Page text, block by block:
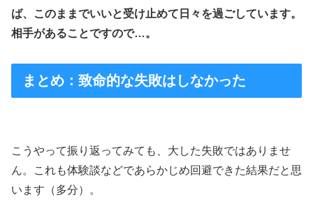
ば、このままでいいと受け止めて日々を過ごしています。
相手があることですので…。
まとめ：致命的な失敗はしなかった
こうやって振り返ってみても、大した失敗ではありませ
ん。これも体験談などであらかじめ回避できた結果だと思
います（多分）。